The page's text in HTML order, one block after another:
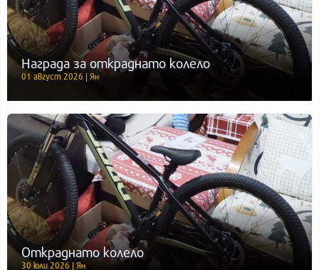
Награда за откраднато колело
01 август 2026 | Ян
Откраднато колело
30 юли 2026 | Ян